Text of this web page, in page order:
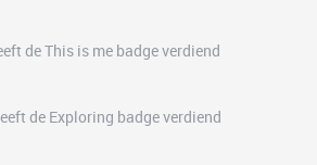
de This is me badge verdiend
de Exploring badge verdiend